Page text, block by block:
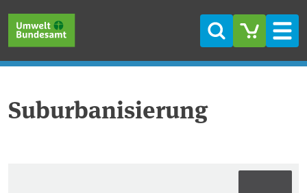
Suche
Suburbanisierung